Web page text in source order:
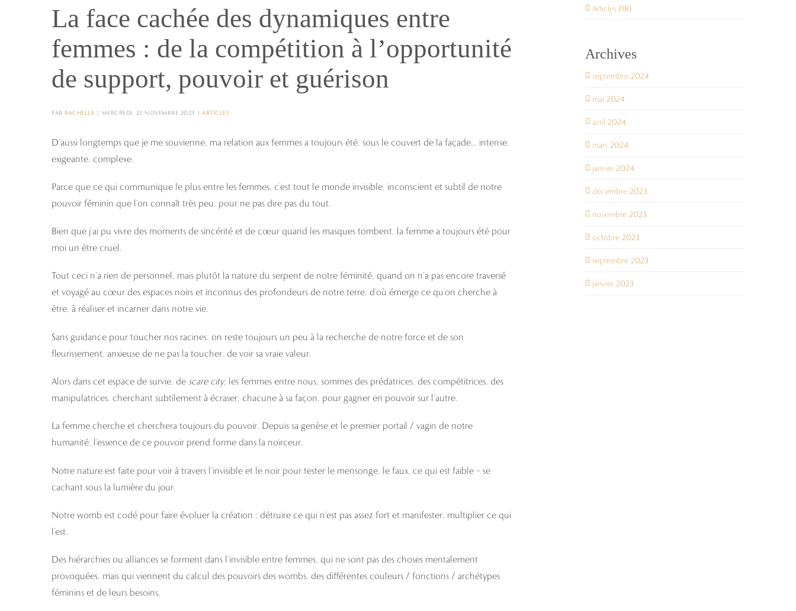
La face cachée des dynamiques entre
femmes : de la compétition à l’opportunité
de support, pouvoir et guérison
PAR RACHELLE | MERCREDI, 22 NOVEMBRE 2023 | ARTICLES
D’aussi longtemps que je me souvienne, ma relation aux femmes a toujours été, sous le couvert de la façade… intense,
exigeante, complexe.
Parce que ce qui communique le plus entre les femmes, c’est tout le monde invisible, inconscient et subtil de notre
pouvoir féminin que l’on connaît très peu, pour ne pas dire pas du tout.
Bien que j’ai pu vivre des moments de sincérité et de cœur quand les masques tombent, la femme a toujours été pour
moi un être cruel.
Tout ceci n’a rien de personnel, mais plutôt la nature du serpent de notre féminité, quand on n’a pas encore traversé
et voyagé au cœur des espaces noirs et inconnus des profondeurs de notre terre, d’où émerge ce qu’on cherche à
être, à réaliser et incarner dans notre vie.
Sans guidance pour toucher nos racines, on reste toujours un peu à la recherche de notre force et de son
fleurissement, anxieuse de ne pas la toucher, de voir sa vraie valeur.
Alors dans cet espace de survie, de scare city, les femmes entre nous, sommes des prédatrices, des compétitrices, des
manipulatrices, cherchant subtilement à écraser, chacune à sa façon, pour gagner en pouvoir sur l’autre.
La femme cherche et cherchera toujours du pouvoir. Depuis sa genèse et le premier portail / vagin de notre
humanité, l’essence de ce pouvoir prend forme dans la noirceur.
Notre nature est faite pour voir à travers l’invisible et le noir pour tester le mensonge, le faux, ce qui est faible – se
cachant sous la lumière du jour.
Notre womb est codé pour faire évoluer la création : détruire ce qui n’est pas assez fort et manifester, multiplier ce qui
l’est.
Des hiérarchies ou alliances se forment dans l’invisible entre femmes, qui ne sont pas des choses mentalement
provoquées, mais qui viennent du calcul des pouvoirs des wombs, des différentes couleurs / fonctions / archétypes
féminins et de leurs besoins.
Articles (18)
Archives
septembre 2024
mai 2024
avril 2024
mars 2024
janvier 2024
décembre 2023
novembre 2023
octobre 2023
septembre 2023
janvier 2023